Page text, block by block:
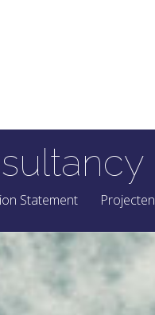
Statement Projecten